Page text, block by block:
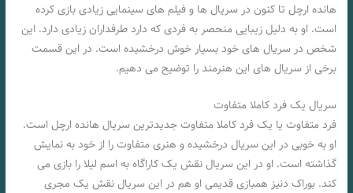
هانده ارچل تا کنون در سریال ها و فیلم های سینمایی زیادی بازی کرده
است. او به دلیل زیبایی منحصر به فردی که دارد طرفداران زیادی دارد. این
شخص در سریال های خود بسیار خوش درخشیده است. در این قسمت
برخی از سریال های این هنرمند را توضیح می دهیم.
سریال یک فرد کاملا متفاوت
فرد متفاوت یا یک فرد کاملا متفاوت جدیدترین سریال هانده ارچل است.
او به خوبی در این سریال درخشیده و هنری متفاوت را از خود به نمایش
گذاشته است. او در این سریال نقش یک کاراگاه به اسم لیلا را بازی می
کند. بوراک دنیز همبازی قدیمی او هم در این سریال نقش یک مجری